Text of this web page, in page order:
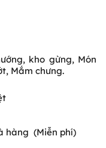
kho gừng, Món
Mắm chưng.
hàng (Miễn phí)